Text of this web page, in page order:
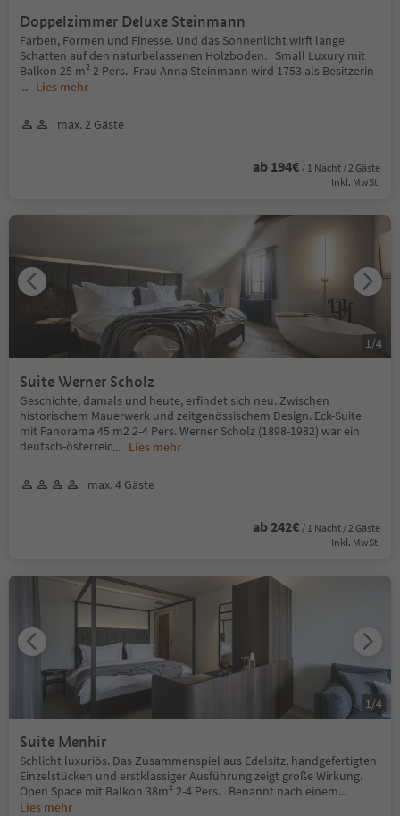
Doppelzimmer Deluxe Steinmann
Farben, Formen und Finesse. Und das Sonnenlicht wirft lange
Schatten auf den naturbelassenen Holzboden. Small Luxury mit
Balkon 25 m² 2 Pers. Frau Anna Steinmann wird 1753 als Besitzerin
... Lies mehr
max. 2 Gäste
ab 194€ / 1 Nacht / 2 Gäste
Inkl. MwSt.
Suite Werner Scholz
Geschichte, damals und heute, erfindet sich neu. Zwischen
historischem Mauerwerk und zeitgenössischem Design. Eck-Suite
mit Panorama 45 m2 2-4 Pers. Werner Scholz (1898-1982) war ein
deutsch-österreic... Lies mehr
max. 4 Gäste
ab 242€ / 1 Nacht / 2 Gäste
Inkl. MwSt.
1 /4
Suite Menhir
Schlicht luxuriös. Das Zusammenspiel aus Edelsitz, handgefertigten
Einzelstücken und erstklassiger Ausführung zeigt große Wirkung.
Open Space mit Balkon 38m² 2-4 Pers. Benannt nach einem...
Lies mehr
1 /4